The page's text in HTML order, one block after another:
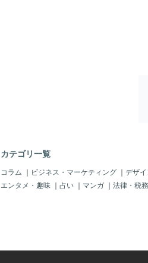
です。女性で5年交際した相手に「結婚す
る気はない」と言われたと言って。女性
の20代の5年間を何だと思っているん
だ！ と激怒している人がいましたた
が、それって激怒するのはお門違いです
カテゴリ一覧
コラム ｜ ビジネス・マーケティング ｜ デザ
エンタメ・趣味 ｜ 占い ｜ マンガ ｜ 法律・税